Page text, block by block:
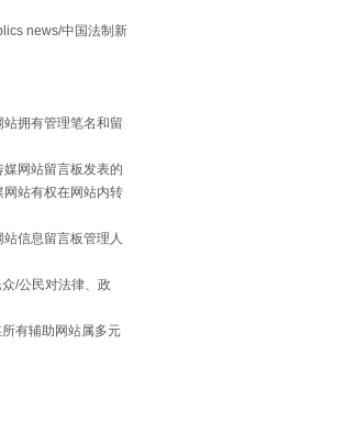
news/中国法制新
拥有管理笔名和留
网站留言板发表的
站有权在网站内转
信息留言板管理人
/公民对法律、政
有辅助网站属多元